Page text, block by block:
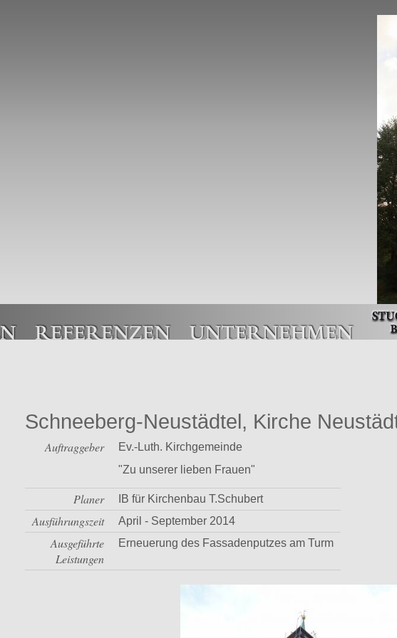
Schneeberg-Neustädtel, Kirche
Auftraggeber
Ev.-Luth. Kirchgemeinde
"Zu unserer lieben Frauen"
Planer IB für Kirchenbau T.Schubert
Ausführungszeit April - September 2014
Ausgeführte
Leistungen
Erneuerung des Fassadenputzes am Turm